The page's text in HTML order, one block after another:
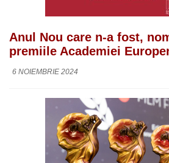
Anul Nou care n-a fost,
premiile Academiei
6 NOIEMBRIE 2024